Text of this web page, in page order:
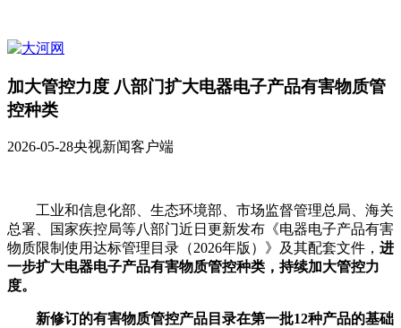
加大管控力度 八部门扩大电器电子产品有害物质管
控种类
2026-05-28央视新闻客户端
工业和信息化部、生态环境部、市场监督管理总局、海关
总署、国家疾控局等八部门近日更新发布《电器电子产品有害
物质限制使用达标管理目录（2026年版）》及其配套文件， 进
一步扩大电器电子产品有害物质管控种类，持续加大管控力
度。
新修订的有害物质管控产品目录在第一批12种产品的基础